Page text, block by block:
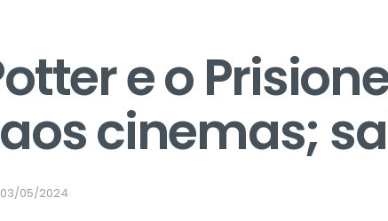
e o
cinemas;
03/05/2024